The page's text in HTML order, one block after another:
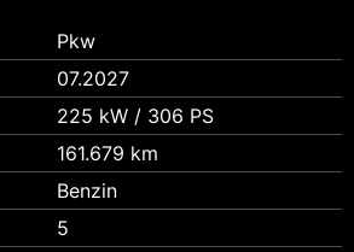
Pkw
07.2027
225 kW / 306 PS
161.679 km
Benzin
5